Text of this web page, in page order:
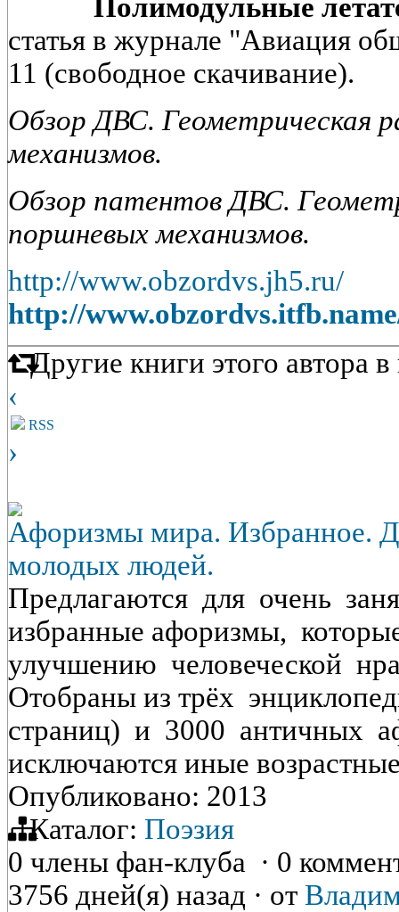
Полимодульные
статья в журнале "Авиация
11 (свободное скачивание).
Обзор ДВС. Геометрическая
механизмов.
Обзор патентов ДВС.
поршневых механизмов.
http://www.obzordvs.jh5.ru/
http://
Другие книги этого автора
‹
RSS
›
Афоризмы мира. Избранное.
молодых людей.
Предлагаются для очень
избранные афоризмы,
улучшению человеческой
Отобраны из трёх
страниц) и 3000 античных
исключаются иные
Опубликовано: 2013
Каталог: Поэзия
0 члены фан-клуба · 0
3756 дней(я) назад · от